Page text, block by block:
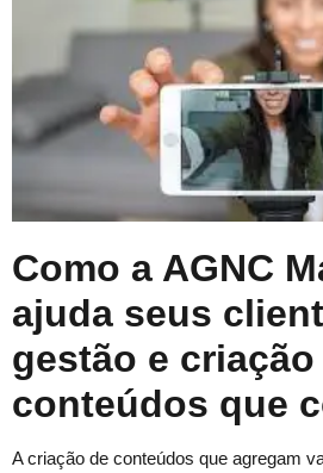
Como a AGNC
ajuda seus
gestão e criação
conteúdos que
A criação de conteúdos que agregam